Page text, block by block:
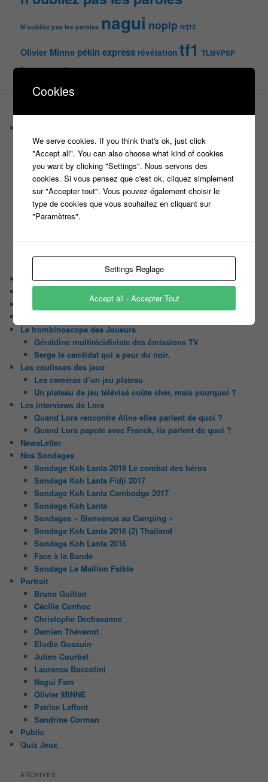
N'oubliez pas les paroles nagui noplp nrj12
Olivier Minne pékin express révélation tf1 TLMVPSP
tournagetv W9
PAGES
C’est quoi un casteur ?
C’est quoi un directeur de casting ?
Harry
Motus
Slam
C’est quoi un casting ?
Tous les castings
Les Z’Amours
N’oubliez Pas Les Paroles
Tout le monde veut prendre sa place
Chaine Youtube
Le trombinoscope des Joueurs
Géraldine multirécidiviste des émissions TV
Serge le candidat qui a peur du noir.
Les coulisses des jeux
Les caméras d’un jeu plateau
Un plateau de jeu télévisé coûte cher, mais pourquoi ?
Les interviews de Lora
Quand Lora rencontre Aline elles parlent de quoi ?
Quand Lora papote avec Franck, ils parlent de quoi ?
NewsLetter
Nos Sondages
Sondage Koh Lanta 2018 Le combat des héros
Sondage Koh Lanta Fidji 2017
Sondage Koh Lanta Cambodge 2017
Sondage Koh Lanta
Sondages « Bienvenue au Camping »
Sondage Koh Lanta 2016 (2) Thailand
Sondage Koh Lanta 2016
Face à la Bande
Sondage Le Maillon Faible
Portrait
Bruno Guillon
Cécilie Conhoc
Christophe Dechavanne
Damien Thévenot
Elodie Gossuin
Julien Courbet
Laurence Boccolini
Nagui Fam
Olivier MINNE
Patrice Laffont
Sandrine Corman
Public
Quiz Jeux
ARCHIVES
Cookies
We serve cookies. If you think that's ok, just click
"Accept all". You can also choose what kind of cookies
you want by clicking "Settings". Nous servons des
cookies. Si vous pensez que c'est ok, cliquez simplement
sur "Accepter tout". Vous pouvez également choisir le
type de cookies que vous souhaitez en cliquant sur
"Paramètres".
Settings Reglage
Accept all - Accepter Tout